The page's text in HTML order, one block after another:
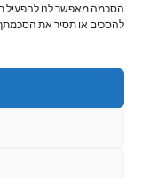
הסכמה מאפשר לנו להפעיל
להסכים או תסיר את הסכמתך,